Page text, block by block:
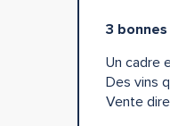
3
Un cadre
Des vins
Vente